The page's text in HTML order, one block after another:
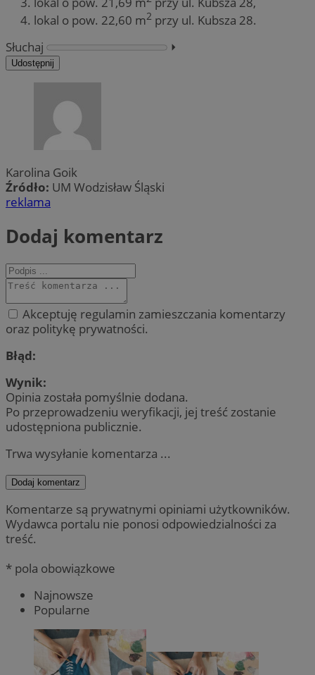
lokal o pow. 22,60 m2 przy ul. Kubsza 28.
Słuchaj
⏵︎
Udostępnij
Karolina Goik
Źródło: UM Wodzisław Śląski
reklama
Dodaj komentarz
Akceptuję regulamin zamieszczania komentarzy
oraz politykę prywatności.
Błąd:
Wynik:
Opinia została pomyślnie dodana.
Po przeprowadzeniu weryfikacji, jej treść zostanie
udostępniona publicznie.
Trwa wysyłanie komentarza ...
Dodaj komentarz
Komentarze są prywatnymi opiniami użytkowników.
Wydawca portalu nie ponosi odpowiedzialności za
treść.
* pola obowiązkowe
Najnowsze
Popularne